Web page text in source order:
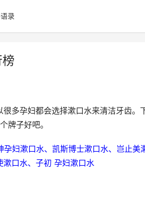
录
多孕妇都会选择漱口水来清洁牙齿。
牌子好吧。
妇漱口水、凯斯博士漱口水、岂止美
口水、子初 孕妇漱口水